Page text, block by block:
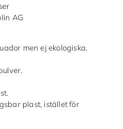
AG
men ej ekologiska.
plast, istället för